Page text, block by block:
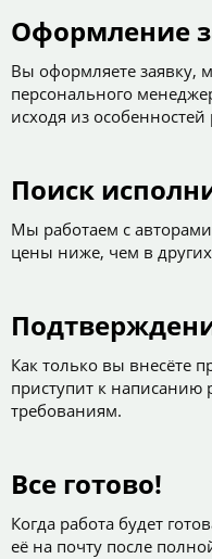
Оформление
Вы оформляете заявку,
персонального
исходя из особенностей
Поиск
Мы работаем с
цены ниже, чем в
Как только вы внесёте
приступит к
требованиям.
Все готово!
Когда работа будет
её на почту после